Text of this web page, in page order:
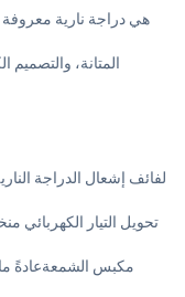
المتانة،
لفائف إشعال الدراجة
تحويل التيار الكهربائي
مكبس الشمعةعادةً